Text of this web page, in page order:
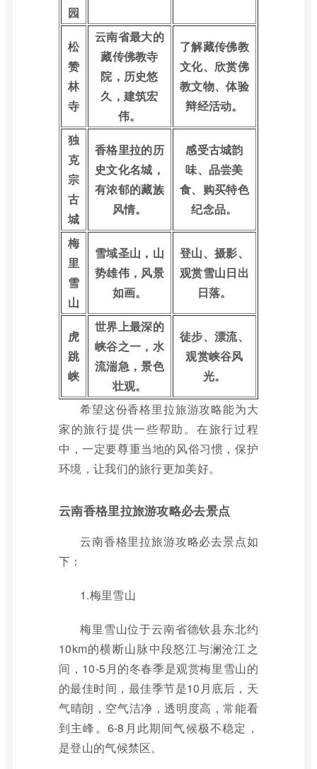
园
松
赞
林
寺
云南省最大的
藏传佛教寺
院，历史悠
久，建筑宏
伟。
了解藏传佛教
文化、欣赏佛
教文物、体验
辩经活动。
独
克
宗
古
城
香格里拉的历
史文化名城，
有浓郁的藏族
风情。
感受古城韵
味、品尝美
食、购买特色
纪念品。
梅
里
雪
山
雪域圣山，山
势雄伟，风景
如画。
登山、摄影、
观赏雪山日出
日落。
虎
跳
峡
世界上最深的
峡谷之一，水
流湍急，景色
壮观。
徒步、漂流、
观赏峡谷风
光。
希望这份香格里拉旅游攻略能为大
家的旅行提供一些帮助。在旅行过程
中，一定要尊重当地的风俗习惯，保护
环境，让我们的旅行更加美好。
云南香格里拉旅游攻略必去景点
云南香格里拉旅游攻略必去景点如
下：
1.梅里雪山
梅里雪山位于云南省德钦县东北约
10km的横断山脉中段怒江与澜沧江之
间，10-5月的冬春季是观赏梅里雪山的
的最佳时间，最佳季节是10月底后，天
气晴朗，空气洁净，透明度高，常能看
到主峰。6-8月此期间气候极不稳定，
是登山的气候禁区。